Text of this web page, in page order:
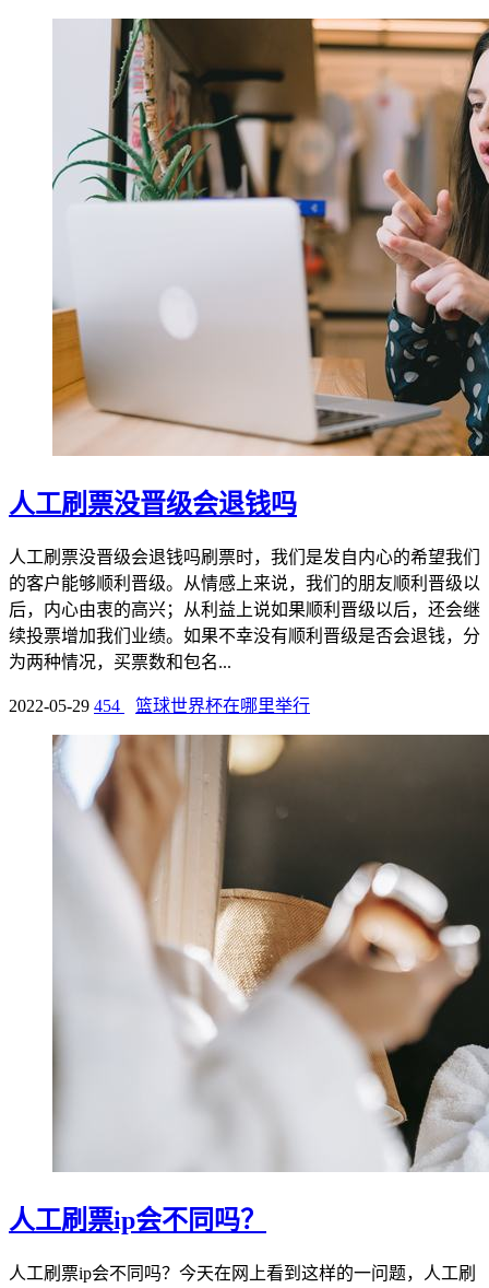
人工刷票没晋级会退钱吗
人工刷票没晋级会退钱吗刷票时，我们是发自内心的希望我们
的客户能够顺利晋级。从情感上来说，我们的朋友顺利晋级以
后，内心由衷的高兴；从利益上说如果顺利晋级以后，还会继
续投票增加我们业绩。如果不幸没有顺利晋级是否会退钱，分
为两种情况，买票数和包名...
2022-05-29 454 篮球世界杯在哪里举行
人工刷票ip会不同吗？
人工刷票ip会不同吗？今天在网上看到这样的一问题，人工刷